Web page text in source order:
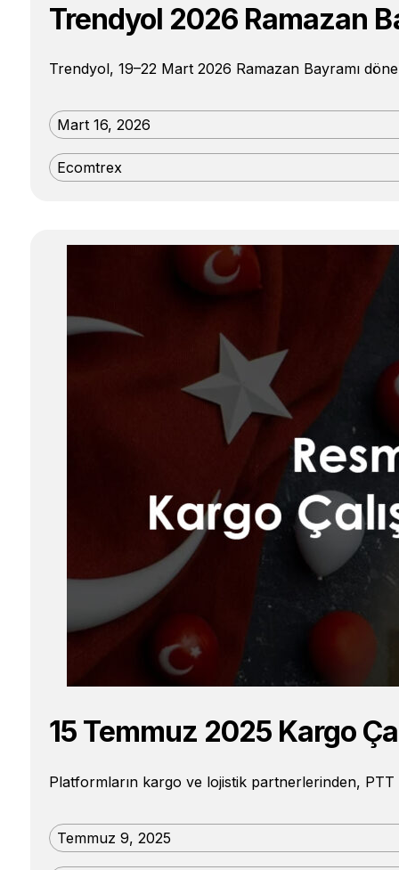
Trendyol 2026 Ramazan
Trendyol, 19–22 Mart 2026 Ramazan Bayramı
Mart 16, 2026
Ecomtrex
15 Temmuz 2025 Kargo
Platformların kargo ve lojistik partnerlerinden,
Temmuz 9, 2025